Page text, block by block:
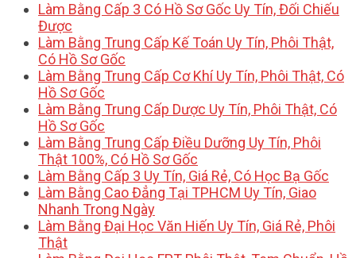
Làm Bằng Cấp 3 Có Hồ Sơ Gốc Uy Tín, Đối Chiếu
Được
Làm Bằng Trung Cấp Kế Toán Uy Tín, Phôi Thật,
Có Hồ Sơ Gốc
Làm Bằng Trung Cấp Cơ Khí Uy Tín, Phôi Thật, Có
Hồ Sơ Gốc
Làm Bằng Trung Cấp Dược Uy Tín, Phôi Thật, Có
Hồ Sơ Gốc
Làm Bằng Trung Cấp Điều Dưỡng Uy Tín, Phôi
Thật 100%, Có Hồ Sơ Gốc
Làm Bằng Cấp 3 Uy Tín, Giá Rẻ, Có Học Bạ Gốc
Làm Bằng Cao Đẳng Tại TPHCM Uy Tín, Giao
Nhanh Trong Ngày
Làm Bằng Đại Học Văn Hiến Uy Tín, Giá Rẻ, Phôi
Thật